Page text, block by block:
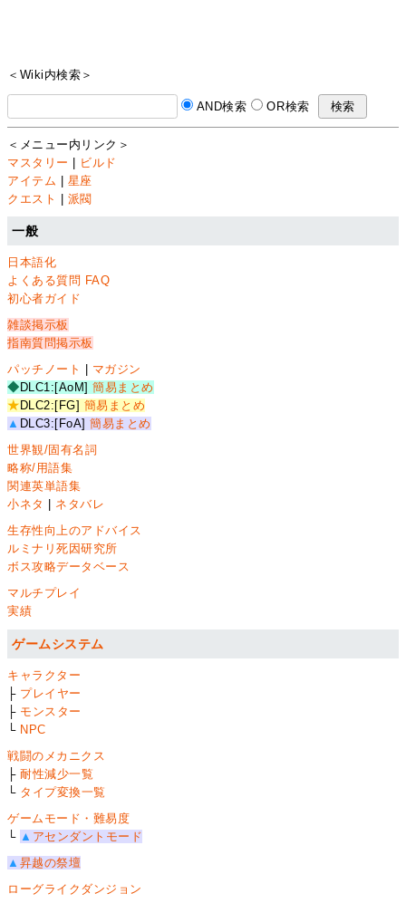
＜Wiki内検索＞
AND検索 OR検索
＜メニュー内リンク＞
マスタリー
ビルド
アイテム
星座
クエスト
派閥
一般
日本語化
よくある質問 FAQ
初心者ガイド
雑談掲示板
指南質問掲示板
パッチノート
マガジン
◆ DLC1:[AoM]簡易まとめ
★ DLC2:[FG] 簡易まとめ
▲ DLC3:[FoA]簡易まとめ
世界観/固有名詞
略称/用語集
関連英単語集
小ネタ
ネタバレ
生存性向上のアドバイス
ルミナリ死因研究所
ボス攻略データベース
マルチプレイ
実績
ゲームシステム
キャラクター
├ プレイヤー
├ モンスター
└ NPC
戦闘のメカニクス
├耐性減少一覧
└ タイプ変換一覧
ゲームモード・難易度
└ ▲ アセンダントモード
▲ 昇越の祭壇
ローグライクダンジョン